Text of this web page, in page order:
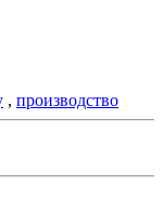
, производство